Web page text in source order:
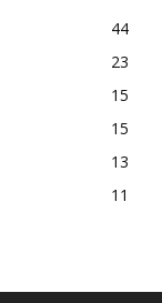
44
23
15
15
13
11